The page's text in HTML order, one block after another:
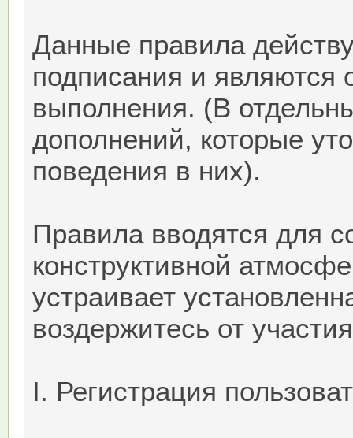
Данные правила
подписания и являются
выполнения. (В
дополнений, которые
поведения в них).
Правила вводятся для
конструктивной
устраивает
воздержитесь от
I. Регистрация